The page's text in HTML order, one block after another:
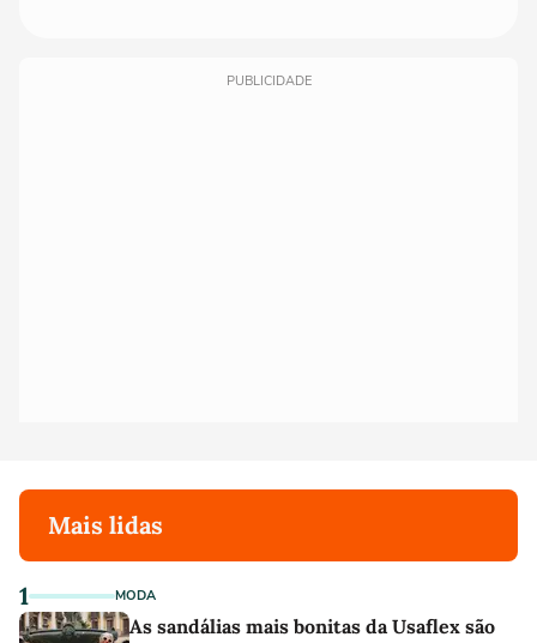
PUBLICIDADE
Mais lidas
1 MODA
As sandálias mais bonitas da Usaflex são